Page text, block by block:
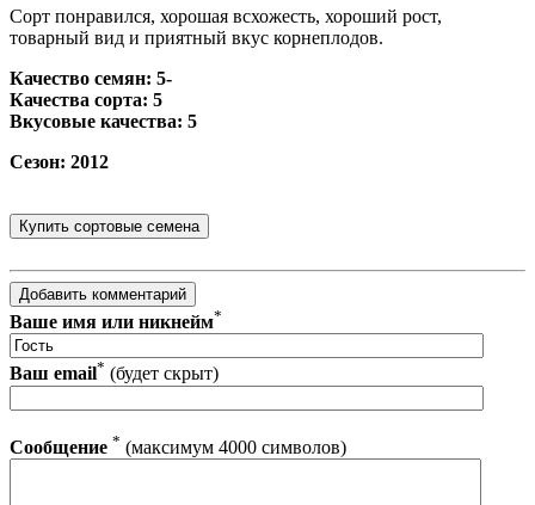
Сорт понравился, хорошая всхожесть, хороший рост,
товарный вид и приятный вкус корнеплодов.
Качество семян: 5-
Качества сорта: 5
Вкусовые качества: 5
Сезон: 2012
Ваше имя или никнейм*
Ваш email* (будет скрыт)
Сообщение * (максимум 4000 символов)